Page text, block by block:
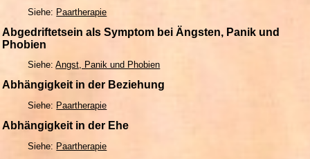
Siehe: Paartherapie
Abgedriftetsein als Symptom bei Ängsten, Panik und
Phobien
Siehe:Angst, Panik und Phobien
Abhängigkeit in der Beziehung
Siehe: Paartherapie
Abhängigkeit in der Ehe
Siehe: Paartherapie